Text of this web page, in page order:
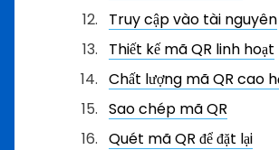
Truy cập vào tài nguyên
Thiết kế mã QR linh hoạt
Chất lượng mã QR cao
Sao chép mã QR
Quét mã QR để đặt lại